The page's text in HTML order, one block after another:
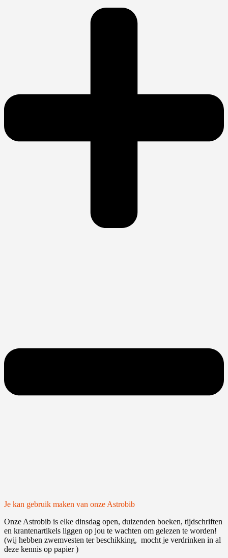
Je kan gebruik maken van onze Astrobib
Onze Astrobib is elke dinsdag open, duizenden boeken, tijdschriften
en krantenartikels liggen op jou te wachten om gelezen te worden!
(wij hebben zwemvesten ter beschikking, mocht je verdrinken in al
deze kennis op papier )